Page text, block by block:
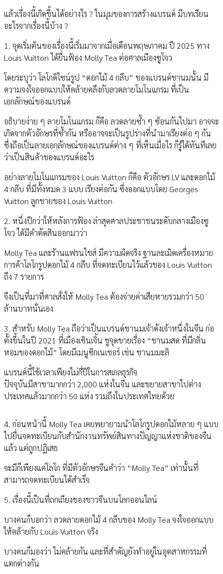
แล้วเรื่องนี้เกิดขึ้นได้อย่างไร ? ในมุมของการสร้างแบรนด์ มีบทเรียน
อะไรจากเรื่องนี้บ้าง ?
1. จุดเริ่มต้นของเรื่องนี้เริ่มมาจากเมื่อเดือนพฤษภาคม ปี 2025 ทาง
Louis Vuitton ได้ยื่นฟ้อง Molly Tea ต่อศาลเมืองซูโจว
โดยระบุว่า โลโกดิไซน์รูป “ดอกไม้ 4 กลีบ” ของแบรนด์ชานมนั้น มี
ความจงใจออกแบบให้คล้ายคลึงกับลวดลายโมโนแกรม ที่เป็น
เอกลักษณ์ของแบรนด์
อธิบายง่าย ๆ ลายโมโนแกรม ก็คือ ลวดลายซ้ำ ๆ ซ้อนกันไปมา อาจจะ
เกิดจากตัวอักษรที่ซ้ำกัน หรืออาจจะเป็นรูปร่างที่นำมาเรียงต่อ ๆ กัน
ซึ่งถือเป็นลายเอกลักษณ์ของแบรนด์ต่าง ๆ ที่เห็นเมื่อไร ก็รู้ได้ทันทีเลย
ว่าเป็นสินค้าของแบรนด์อะไร
อย่างลายโมโนแกรมของ Louis Vuitton ก็คือ ตัวอักษร LV และดอกไม้
4 กลีบ ที่มีทั้งหมด 3 แบบ เรียงต่อกัน ซึ่งออกแบบโดย Georges
Vuitton ลูกชายของ Louis Vuitton
2. หนึ่งปีกว่าให้หลังการฟ้อง ล่าสุดศาลประชาชนระดับกลางเมืองซู
โจว ได้มีคำตัดสินออกมาว่า
Molly Tea และร้านแฟรนไชส์ มีความผิดจริง ฐานละเมิดเครื่องหมาย
การค้าโลโกรูปดอกไม้ 4 กลีบ ที่จดทะเบียนไว้แล้วของ Louis Vuitton
ถึง 7 รายการ
จึงเป็นที่มาที่ศาลสั่งให้ Molly Tea ต้องจ่ายค่าเสียหายรวมกว่า 50
ล้านบาทนั่นเอง
3. สำหรับ Molly Tea ถือว่าเป็นแบรนด์ชานมเจ้าดังเจ้าหนึ่งในจีน ก่อ
ตั้งขึ้นในปี 2021 ที่เมืองเซินเจิ้น ชูจุดขายเรื่อง “ชานมสด ที่มีกลิ่น
หอมของดอกไม้” โดยมีเมนูซิกเนเชอร์ เช่น ชานมมะลิ
แบรนด์นี้ใช้เวลาเพียงไม่กี่ปีในการสเกลธุรกิจ
ปัจจุบันมีสาขามากกว่า 2,000 แห่งในจีน และขยายสาขาไปต่าง
ประเทศแล้วมากกว่า 50 แห่ง รวมถึงในประเทศไทยด้วย
4. ก่อนหน้านี้ Molly Tea เคยพยายามนำโลโกรูปดอกไม้หลาย ๆ แบบ
ไปยื่นจดทะเบียนกับสำนักงานทรัพย์สินทางปัญญาแห่งชาติของจีน
แล้ว แต่ถูกปฏิเสธ
จะมีก็เพียงแค่โลโก ที่มีตัวอักษรจีนคำว่า “Molly Tea” เท่านั้นที่
สามารถจดทะเบียนได้สำเร็จ
5. เรื่องนี้เป็นที่ถกเถียงของชาวจีนบนโลกออนไลน์
บางคนก็บอกว่า ลวดลายดอกไม้ 4 กลีบของ Molly Tea จงใจออกแบบ
ให้คล้ายกับ Louis Vuitton จริง
บางคนก็มองว่า ไม่คล้ายกัน และที่สำคัญยังทำอยู่ในอุตสาหกรรมที่
แตกต่างกัน